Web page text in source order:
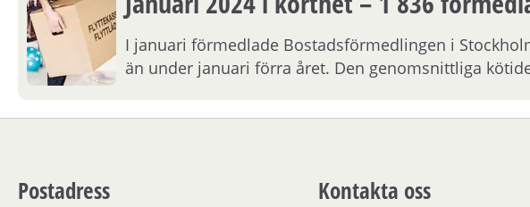
I januari förmedlade Bostadsförmedlingen i
än under januari förra året. Den genomsnittliga
Postadress Kontakta oss